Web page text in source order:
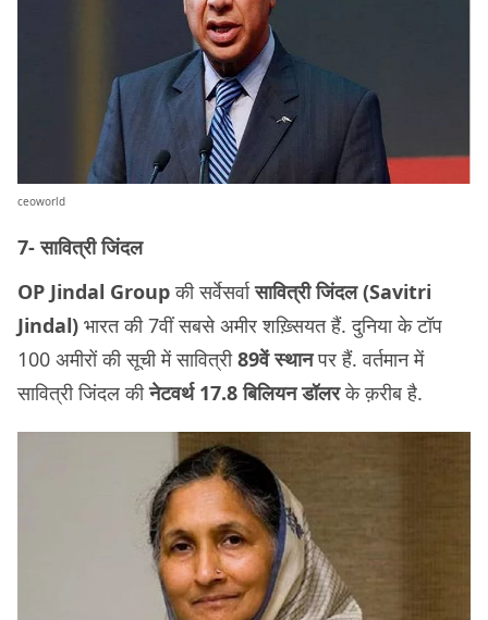
ceoworld
7- सावित्री जिंदल
OP Jindal Groupकी सर्वेसर्वासावित्री जिंदल (Savitri
Jindal) भारत की 7वीं सबसे अमीर शख़्सियत हैं. दुनिया के टॉप
100 अमीरों की सूची में सावित्री89वें स्थानपर हैं. वर्तमान में
सावित्री जिंदल कीनेटवर्थ 17.8 बिलियन डॉलरके क़रीब है.